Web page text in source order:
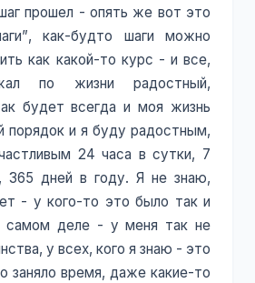
прошел - опять же вот это
как-будто шаги можно
как какой-то курс - и все,
по жизни радостный,
будет всегда и моя жизнь
порядок и я буду радостным,
24 часа в сутки, 7
365 дней в году. Я не знаю,
- у кого-то это было так и
самом деле - у меня так не
у всех, кого я знаю - это
заняло время, даже какие-то